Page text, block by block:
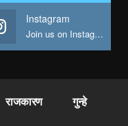
Instagram
Join us on Instagram
राजकारण गुन्हे